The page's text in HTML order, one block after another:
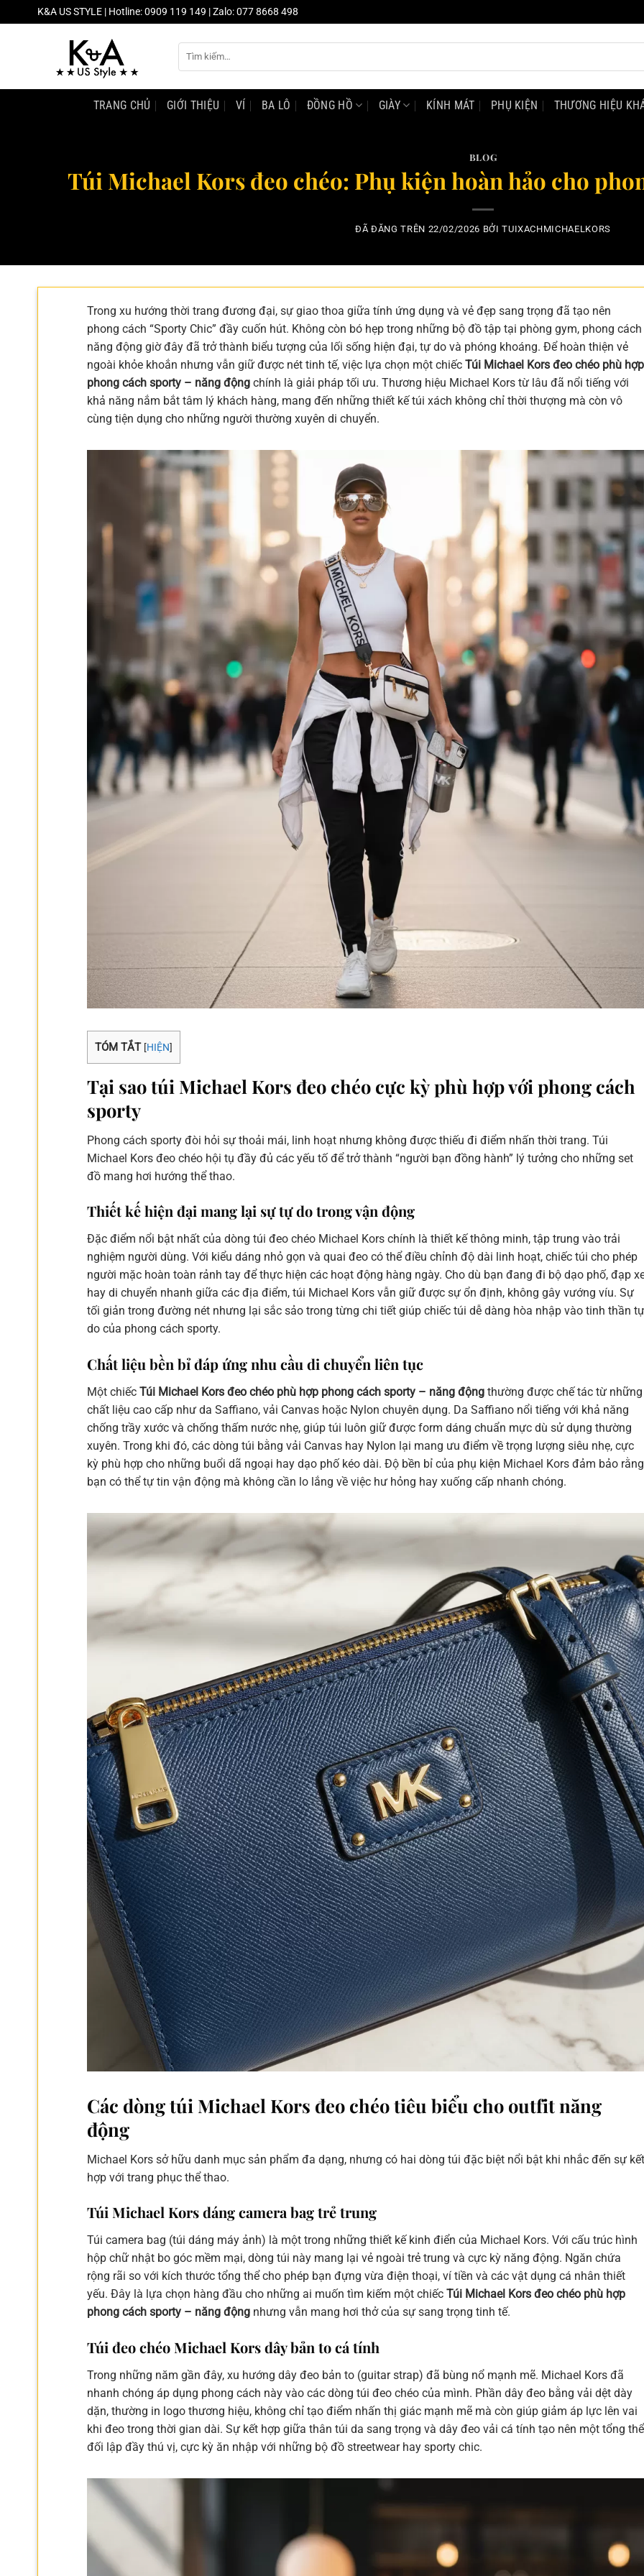
đến
K&A US STYLE | Hotline: 0909 119 149 | Zalo: 077 8668 498
kiếm:
TRANG CHỦ GIỚI THIỆU VÍ BA LÔ ĐỒNG HỒ GIÀY KÍNH MÁT PHỤ KIỆN THƯƠNG HIỆU
BLOG
Túi Michael Kors đeo chéo: Phụ kiện hoàn hảo cho
ĐÃ ĐĂNG TRÊN 22/02/2026 BỞITUIXACHMICHAELKORS
Trong xu hướng thời trang đương đại, sự giao thoa giữa tính ứng dụng và vẻ đẹp sang trọng đã tạo nên
phong cách “Sporty Chic” đầy cuốn hút. Không còn bó hẹp trong những bộ đồ tập tại phòng gym, phong cách
năng động giờ đây đã trở thành biểu tượng của lối sống hiện đại, tự do và phóng khoáng. Để hoàn thiện vẻ
ngoài khỏe khoắn nhưng vẫn giữ được nét tinh tế, việc lựa chọn một chiếc Túi Michael Kors đeo chéo phù hợp
phong cách sporty – năng động chính là giải pháp tối ưu. Thương hiệu Michael Kors từ lâu đã nổi tiếng với
khả năng nắm bắt tâm lý khách hàng, mang đến những thiết kế túi xách không chỉ thời thượng mà còn vô
cùng tiện dụng cho những người thường xuyên di chuyển.
TÓM TẮT [HIỆN]
Tại sao túi Michael Kors đeo chéo cực kỳ phù hợp với phong cách
sporty
Phong cách sporty đòi hỏi sự thoải mái, linh hoạt nhưng không được thiếu đi điểm nhấn thời trang. Túi
Michael Kors đeo chéo hội tụ đầy đủ các yếu tố để trở thành “người bạn đồng hành” lý tưởng cho những set
đồ mang hơi hướng thể thao.
Thiết kế hiện đại mang lại sự tự do trong vận động
Đặc điểm nổi bật nhất của dòng túi đeo chéo Michael Kors chính là thiết kế thông minh, tập trung vào trải
nghiệm người dùng. Với kiểu dáng nhỏ gọn và quai đeo có thể điều chỉnh độ dài linh hoạt, chiếc túi cho phép
người mặc hoàn toàn rảnh tay để thực hiện các hoạt động hàng ngày. Cho dù bạn đang đi bộ dạo phố, đạp
hay di chuyển nhanh giữa các địa điểm, túi Michael Kors vẫn giữ được sự ổn định, không gây vướng víu. Sự
tối giản trong đường nét nhưng lại sắc sảo trong từng chi tiết giúp chiếc túi dễ dàng hòa nhập vào tinh thần tự
do của phong cách sporty.
Chất liệu bền bỉ đáp ứng nhu cầu di chuyển liên tục
Một chiếc Túi Michael Kors đeo chéo phù hợp phong cách sporty – năng động thường được chế tác từ những
chất liệu cao cấp như da Saffiano, vải Canvas hoặc Nylon chuyên dụng. Da Saffiano nổi tiếng với khả năng
chống trầy xước và chống thấm nước nhẹ, giúp túi luôn giữ được form dáng chuẩn mực dù sử dụng thường
xuyên. Trong khi đó, các dòng túi bằng vải Canvas hay Nylon lại mang ưu điểm về trọng lượng siêu nhẹ, cực
kỳ phù hợp cho những buổi dã ngoại hay dạo phố kéo dài. Độ bền bỉ của phụ kiện Michael Kors đảm bảo rằng
bạn có thể tự tin vận động mà không cần lo lắng về việc hư hỏng hay xuống cấp nhanh chóng.
Các dòng túi Michael Kors đeo chéo tiêu biểu cho outfit năng
động
Michael Kors sở hữu danh mục sản phẩm đa dạng, nhưng có hai dòng túi đặc biệt nổi bật khi nhắc đến sự kết
hợp với trang phục thể thao.
Túi Michael Kors dáng camera bag trẻ trung
Túi camera bag (túi dáng máy ảnh) là một trong những thiết kế kinh điển của Michael Kors. Với cấu trúc hình
hộp chữ nhật bo góc mềm mại, dòng túi này mang lại vẻ ngoài trẻ trung và cực kỳ năng động. Ngăn chứa
rộng rãi so với kích thước tổng thể cho phép bạn đựng vừa điện thoại, ví tiền và các vật dụng cá nhân thiết
yếu. Đây là lựa chọn hàng đầu cho những ai muốn tìm kiếm một chiếc Túi Michael Kors đeo chéo phù hợp
phong cách sporty – năng động nhưng vẫn mang hơi thở của sự sang trọng tinh tế.
Túi đeo chéo Michael Kors dây bản to cá tính
Trong những năm gần đây, xu hướng dây đeo bản to (guitar strap) đã bùng nổ mạnh mẽ. Michael Kors đã
nhanh chóng áp dụng phong cách này vào các dòng túi đeo chéo của mình. Phần dây đeo bằng vải dệt dày
dặn, thường in logo thương hiệu, không chỉ tạo điểm nhấn thị giác mạnh mẽ mà còn giúp giảm áp lực lên vai
khi đeo trong thời gian dài. Sự kết hợp giữa thân túi da sang trọng và dây đeo vải cá tính tạo nên một tổng thể
đối lập đầy thú vị, cực kỳ ăn nhập với những bộ đồ streetwear hay sporty chic.